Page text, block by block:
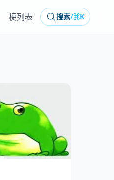
梗列表 搜索/⌘K